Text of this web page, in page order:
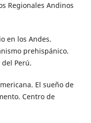
Regionales Andinos
en los Andes.
prehispánico.
Perú.
El sueño de
Centro de